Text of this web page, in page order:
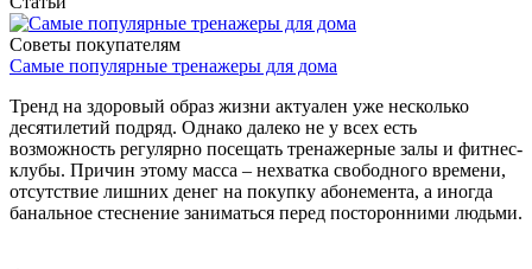
Советы покупателям
Самые популярные тренажеры для дома
Тренд на здоровый образ жизни актуален уже несколько
десятилетий подряд. Однако далеко не у всех есть
возможность регулярно посещать тренажерные залы и фитнес-
клубы. Причин этому масса – нехватка свободного времени,
отсутствие лишних денег на покупку абонемента, а иногда
банальное стеснение заниматься перед посторонними людьми.